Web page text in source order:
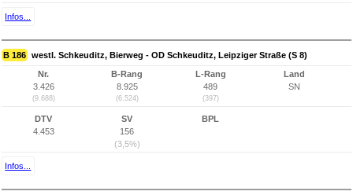
Infos...
B 186 westl. Schkeuditz, Bierweg - OD Schkeuditz, Leipziger Straße (S 8)
Nr.
3.426
(9.688)
B-Rang
8.925
(6.524)
L-Rang
489
(397)
Land
SN
DTV
4.453
SV
156
(3,5%)
BPL
Infos...